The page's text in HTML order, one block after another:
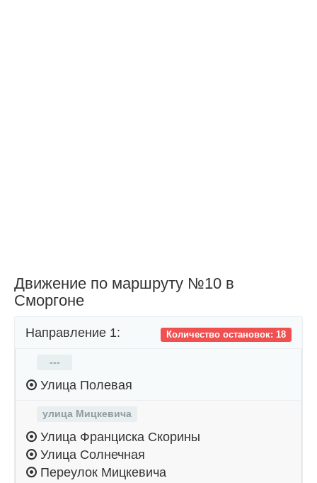
Движение по маршруту №10 в
Сморгоне
Количество остановок: 18
Направление 1:
---
Улица Полевая
улица Мицкевича
Улица Франциска Скорины
Улица Солнечная
Переулок Мицкевича